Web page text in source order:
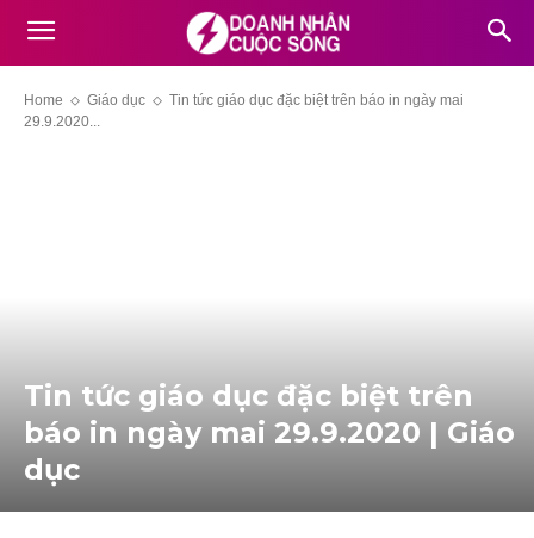
Home Giáo dục
Tin tức giáo dục đặc biệt trên báo in ngày mai
29.9.2020...
Tin tức giáo dục đặc biệt trên
báo in ngày mai 29.9.2020 | Giáo
dục